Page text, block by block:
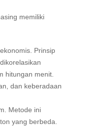
memiliki
Prinsip
hitungan menit.
dan keberadaan
Metode ini
yang berbeda.